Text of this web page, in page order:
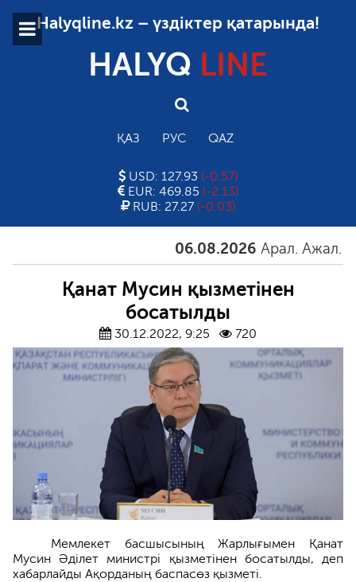
Halyqline.kz – үздіктер қатарында!
HALYQ LINE
ҚАЗ РУС QAZ
USD: 127.93 (-0.57)
EUR: 469.85 (-2.13)
RUB: 27.27 (-0.03)
06.08.2026 Арал. Ажал.
Қанат Мусин қызметінен
босатылды
30.12.2022, 9:25 720
Мемлекет басшысының Жарлығымен Қанат
Мусин Әділет министрі қызметінен босатылды, деп
хабарлайды Ақорданың баспасөз қызметі.